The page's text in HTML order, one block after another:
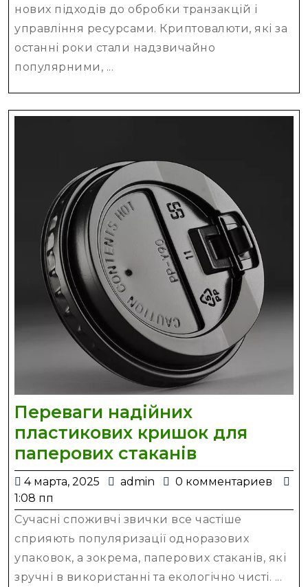
за
оренду
нових підходів до обробки транзакцій і
управління ресурсами. Криптовалюти, які за
останні роки стали надзвичайно
популярними, ...
Переваги надійних
пластикових кришок для
паперових стаканівПереваги
надійних
кришок
для
паперових
стаканів
4 марта, 2025
4
2025
admin admin
0 комментариев
1:08 пп
Сучасні споживчі звички все частіше
сприяють популяризації одноразових
упаковок, а зокрема, паперових стаканів, які
зручні в використанні та екологічно чисті. ...